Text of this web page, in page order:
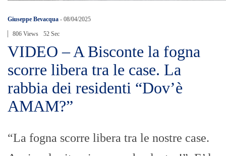
Giuseppe Bevacqua - 08/04/2025
806 Views 52 Sec
VIDEO – A Bisconte la fogna
scorre libera tra le case. La
rabbia dei residenti “Dov’è
AMAM?”
“La fogna scorre libera tra le nostre case.